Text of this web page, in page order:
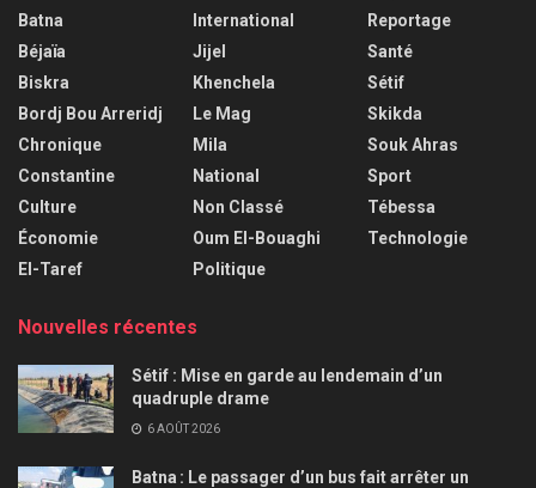
Batna
Béjaïa
Biskra
Bordj Bou Arreridj
Chronique
Constantine
Culture
Économie
El-Taref
International
Jijel
Khenchela
Le Mag
Mila
National
Non Classé
Oum El-Bouaghi
Politique
Reportage
Santé
Sétif
Skikda
Souk Ahras
Sport
Tébessa
Technologie
Nouvelles récentes
Sétif : Mise en garde au lendemain d’un
quadruple drame
6 AOÛT 2026
Batna : Le passager d’un bus fait arrêter un